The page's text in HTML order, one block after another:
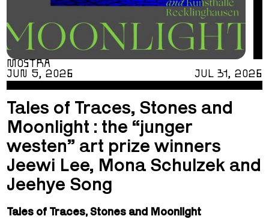
MOSTRA
JUN 5, 2026
JUL 31, 2026
Tales of Traces, Stones and
Moonlight : the “junger
westen” art prize winners
Jeewi Lee, Mona Schulzek and
Jeehye Song
Tales of Traces, Stones and Moonlight